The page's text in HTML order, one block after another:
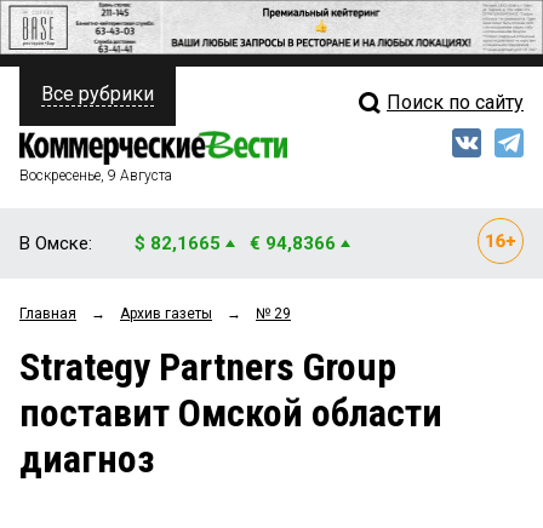
ПОЛИТИКА
ФИНАНСЫ
ОБЩЕСТВО
ЗАКОН
Свежий выпуск
Рейтинги
Блоги
Все рубрики Поиск по сайту
Воскресенье, 9 Августа
В Омске: $ 82,1665 € 94,8366
Главная → Архив газеты → № 29
Strategy Partners Group
поставит Омской области
диагноз